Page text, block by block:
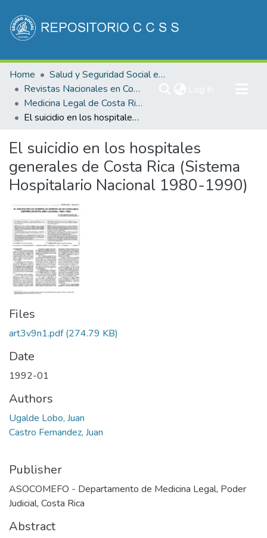
Communities & Collections
All of DSpace
Statistics
Home
Salud y Seguridad Social en Costa Rica
Revistas Nacionales en Costa Rica
Medicina Legal de Costa Rica
El suicidio en los hospitales generales de Costa Rica (Sistema Hospitalario Nacional 1980-1990)
El suicidio en los hospitales
generales de Costa Rica (Sistema
Hospitalario Nacional 1980-1990)
Files
art3v9n1.pdf(274.79 KB)
Date
1992-01
Authors
Ugalde Lobo, Juan
Castro Fernandez, Juan
Publisher
ASOCOMEFO - Departamento de Medicina Legal, Poder
Judicial, Costa Rica
Abstract